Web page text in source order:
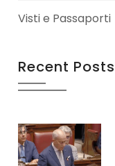
Visti e Passaporti
Recent Posts